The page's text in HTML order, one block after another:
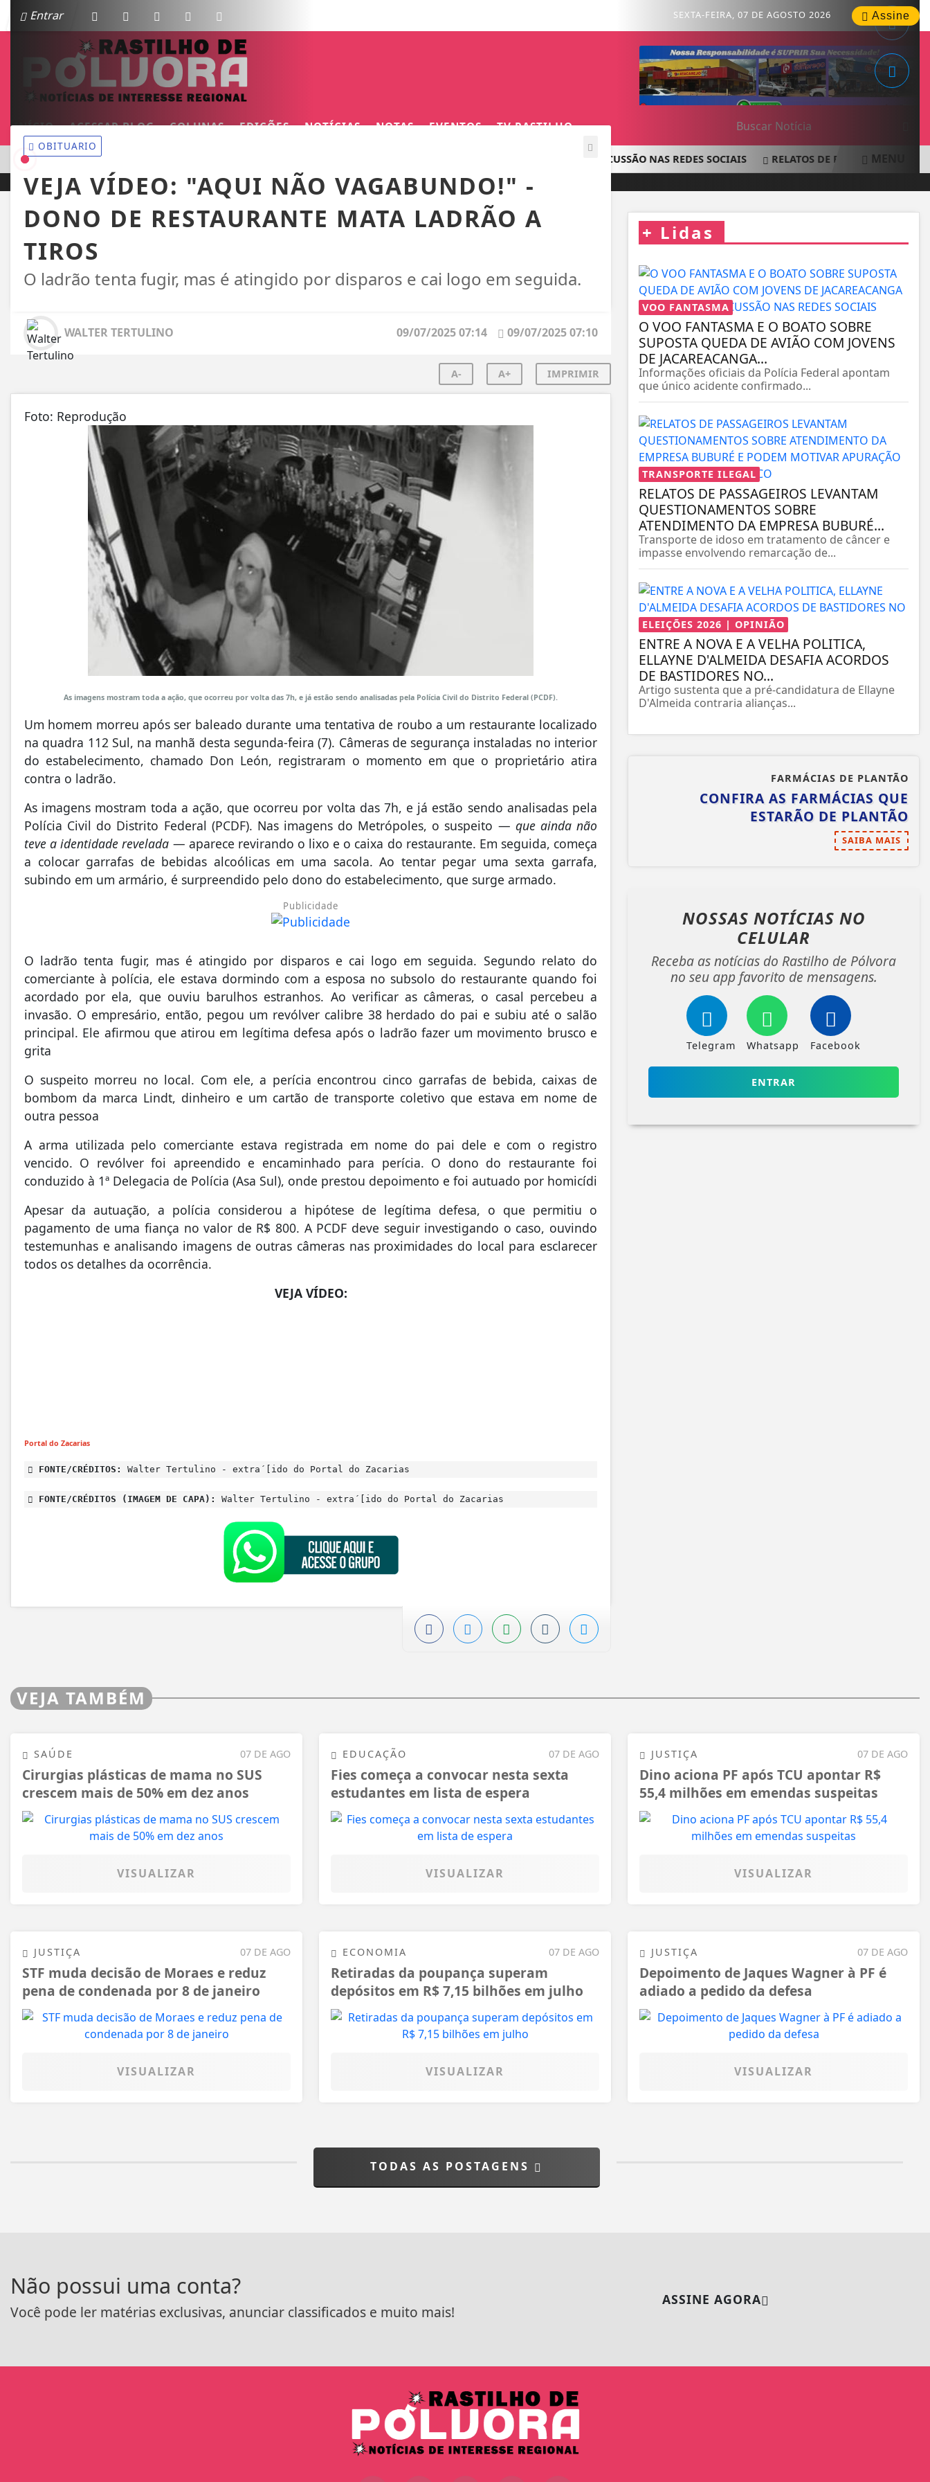
Entrar Assine
SEXTA-FEIRA, 07 DE AGOSTO 2026
INÍCIO ACESSAR BLOG COLUNAS EDIÇÕES NOTÍCIAS NOTAS EVENTOS TV RASTILHO
O VOO FANTASMA E O BOATO SOBRE SUPOSTA QUEDA DE AVIÃO COM JOVENS DE JACAREACANGA PROVOCA REPERCUSSÃO NAS REDES SOCIAIS RELATOS DE PASSAGEIROS
EM ALTA MENU
OBITUARIO
VEJA VÍDEO: "AQUI NÃO VAGABUNDO!" -
DONO DE RESTAURANTE MATA LADRÃO A
TIROS
O ladrão tenta fugir, mas é atingido por disparos e cai logo em seguida.
WALTER TERTULINO 09/07/2025 07:10
09/07/2025 07:14
A- A+ IMPRIMIR
Foto: Reprodução
As imagens mostram toda a ação, que ocorreu por volta das 7h, e já estão sendo analisadas pela Polícia Civil do Distrito Federal (PCDF).
Um homem morreu após ser baleado durante uma tentativa de roubo a um restaurante localizado
na quadra 112 Sul, na manhã desta segunda-feira (7). Câmeras de segurança instaladas no interior
do estabelecimento, chamado Don León, registraram o momento em que o proprietário atira
contra o ladrão.
As imagens mostram toda a ação, que ocorreu por volta das 7h, e já estão sendo analisadas pela
Polícia Civil do Distrito Federal (PCDF). Nas imagens do Metrópoles, o suspeito — que ainda não
teve a identidade revelada — aparece revirando o lixo e o caixa do restaurante. Em seguida, começa
a colocar garrafas de bebidas alcoólicas em uma sacola. Ao tentar pegar uma sexta garrafa,
subindo em um armário, é surpreendido pelo dono do estabelecimento, que surge armado.
Publicidade
O ladrão tenta fugir, mas é atingido por disparos e cai logo em seguida. Segundo relato do
comerciante à polícia, ele estava dormindo com a esposa no subsolo do restaurante quando foi
acordado por ela, que ouviu barulhos estranhos. Ao verificar as câmeras, o casal percebeu a
invasão. O empresário, então, pegou um revólver calibre 38 herdado do pai e subiu até o salão
principal. Ele afirmou que atirou em legítima defesa após o ladrão fazer um movimento brusco e
grita
O suspeito morreu no local. Com ele, a perícia encontrou cinco garrafas de bebida, caixas de
bombom da marca Lindt, dinheiro e um cartão de transporte coletivo que estava em nome de
outra pessoa
A arma utilizada pelo comerciante estava registrada em nome do pai dele e com o registro
vencido. O revólver foi apreendido e encaminhado para perícia. O dono do restaurante foi
conduzido à 1ª Delegacia de Polícia (Asa Sul), onde prestou depoimento e foi autuado por homicídi
Apesar da autuação, a polícia considerou a hipótese de legítima defesa, o que permitiu o
pagamento de uma fiança no valor de R$ 800. A PCDF deve seguir investigando o caso, ouvindo
testemunhas e analisando imagens de outras câmeras nas proximidades do local para esclarecer
todos os detalhes da ocorrência.
VEJA VÍDEO:
Portal do Zacarias
FONTE/CRÉDITOS: Walter Tertulino - extra´[ido do Portal do Zacarias
FONTE/CRÉDITOS (IMAGEM DE CAPA): Walter Tertulino - extra´[ido do Portal do Zacarias
+ Lidas
VOO FANTASMA
O VOO FANTASMA E O BOATO SOBRE
SUPOSTA QUEDA DE AVIÃO COM JOVENS
DE JACAREACANGA...
Informações oficiais da Polícia Federal apontam
que único acidente confirmado...
TRANSPORTE ILEGAL
RELATOS DE PASSAGEIROS LEVANTAM
QUESTIONAMENTOS SOBRE
ATENDIMENTO DA EMPRESA BUBURÉ...
Transporte de idoso em tratamento de câncer e
impasse envolvendo remarcação de...
ELEIÇÕES 2026 | OPINIÃO
ENTRE A NOVA E A VELHA POLITICA,
ELLAYNE D'ALMEIDA DESAFIA ACORDOS
DE BASTIDORES NO...
Artigo sustenta que a pré-candidatura de Ellayne
D'Almeida contraria alianças...
FARMÁCIAS DE PLANTÃO
CONFIRA AS FARMÁCIAS QUE
ESTARÃO DE PLANTÃO
SAIBA MAIS
NOSSAS NOTÍCIAS NO
CELULAR
Receba as notícias do Rastilho de Pólvora
no seu app favorito de mensagens.
Telegram Whatsapp Facebook
ENTRAR
VEJA TAMBÉM
07 DE AGO
SAÚDE
Cirurgias plásticas de mama no SUS
crescem mais de 50% em dez anos
VISUALIZAR
07 DE AGO
EDUCAÇÃO
Fies começa a convocar nesta sexta
estudantes em lista de espera
VISUALIZAR
07 DE AGO
JUSTIÇA
Dino aciona PF após TCU apontar R$
55,4 milhões em emendas suspeitas
VISUALIZAR
07 DE AGO
JUSTIÇA
STF muda decisão de Moraes e reduz
pena de condenada por 8 de janeiro
VISUALIZAR
07 DE AGO
ECONOMIA
Retiradas da poupança superam
depósitos em R$ 7,15 bilhões em julho
VISUALIZAR
07 DE AGO
JUSTIÇA
Depoimento de Jaques Wagner à PF é
adiado a pedido da defesa
VISUALIZAR
TODAS AS POSTAGENS
Não possui uma conta?
Você pode ler matérias exclusivas, anunciar classificados e muito mais!
ASSINE AGORA